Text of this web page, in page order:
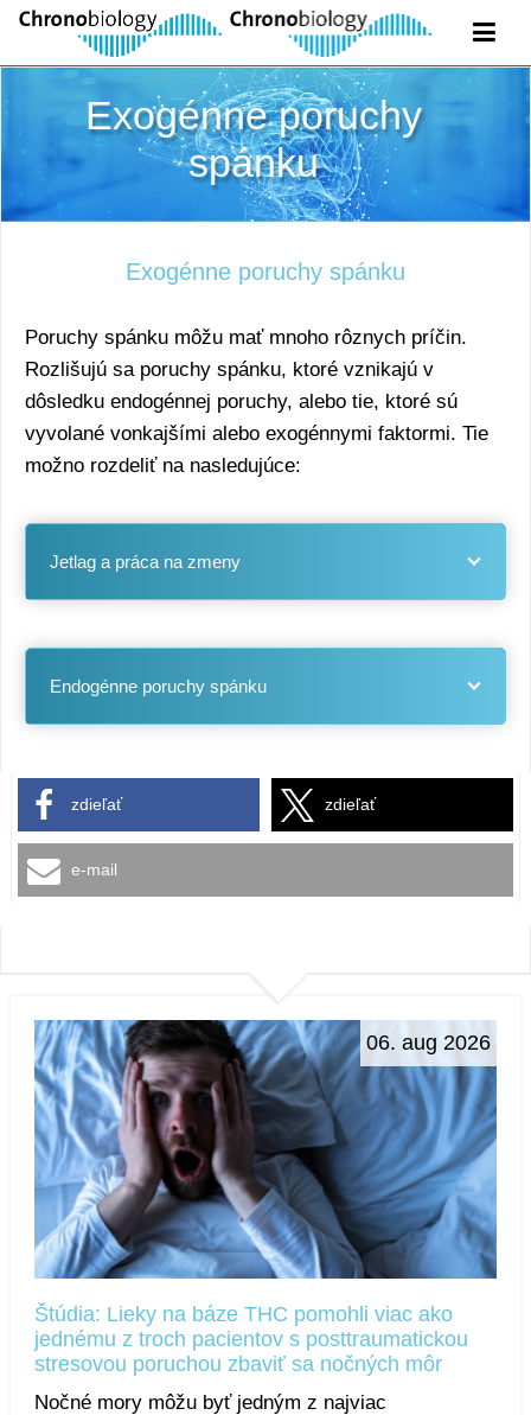
Exogénne poruchy
spánku
Exogénne poruchy spánku
Poruchy spánku môžu mať mnoho rôznych príčin.
Rozlišujú sa poruchy spánku, ktoré vznikajú v
dôsledku endogénnej poruchy, alebo tie, ktoré sú
vyvolané vonkajšími alebo exogénnymi faktormi. Tie
možno rozdeliť na nasledujúce:
Jetlag a práca na zmeny
Endogénne poruchy spánku
zdieľať zdieľať
e-mail
06. aug 2026
Štúdia: Lieky na báze THC pomohli viac ako
jednému z troch pacientov s posttraumatickou
stresovou poruchou zbaviť sa nočných môr
Nočné mory môžu byť jedným z najviac